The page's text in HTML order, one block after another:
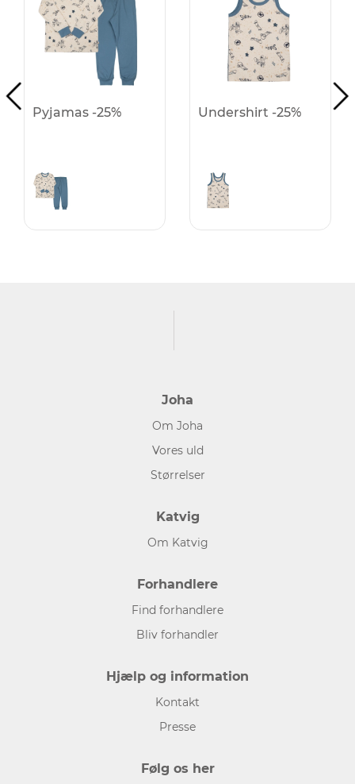
Pyjamas -25% Undershirt -25%
Joha
Om Joha
Vores uld
Størrelser
Katvig
Om Katvig
Forhandlere
Find forhandlere
Bliv forhandler
Hjælp og information
Kontakt
Presse
Følg os her